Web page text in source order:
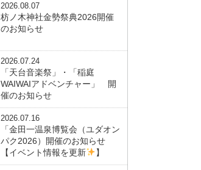
2026.08.07
枋ノ木神社金勢祭典2026開催
のお知らせ
2026.07.24
「天台音楽祭」・「稲庭
WAIWAIアドベンチャー」 開
催のお知らせ
2026.07.16
「金田一温泉博覧会（ユダオン
パク2026）開催のお知らせ
【イベント情報を更新
】